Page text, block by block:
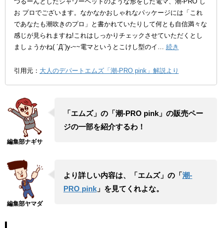
お プロでございます。なかなかおしゃれなパッケージには「これ
であなたも潮吹きのプロ」と書かれていたりして何とも自信満々な
感じが見られますね!これはしっかりチェックさせていただくとし
ましょうかね( ´Д`)y-~~電マというとこけし型のイ… 続き
引用元： 大人のデパートエムズ「潮-PRO pink」解説より
「エムズ」の「潮-PRO pink」の販売ペー
ジの一部を紹介するわ！
より詳しい内容は、「エムズ」の「潮-
PRO pink」を見てくれよな。